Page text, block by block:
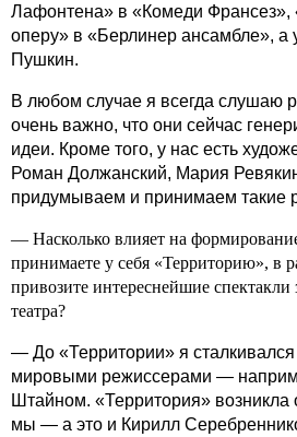
Лафонтена» в «Комеди Франсез»,
оперу» в «Берлинер ансамбле», а
Пушкин.
В любом случае я всегда слушаю
очень важно, что они сейчас
идеи. Кроме того, у нас есть
Роман Должанский, Мария
придумываем и принимаем такие
— Насколько влияет на
принимаете у себя «Территорию», в
привозите интереснейшие спектакли
театра?
— До «Территории» я
мировыми режиссерами —
Штайном. «Территория» возникла
мы — а это и Кирилл